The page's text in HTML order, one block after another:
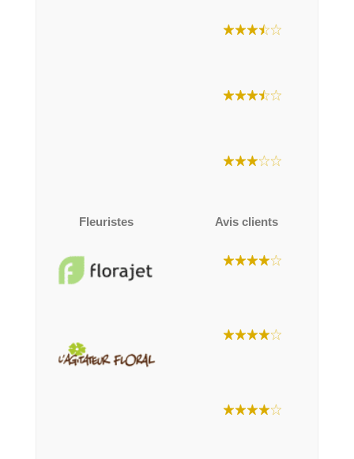
Fleuristes Avis clients